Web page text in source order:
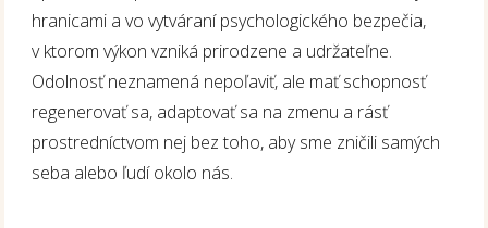
hranicami a vo vytváraní psychologického bezpečia,
v ktorom výkon vzniká prirodzene a udržateľne.
Odolnosť neznamená nepoľaviť, ale mať schopnosť
regenerovať sa, adaptovať sa na zmenu a rásť
prostredníctvom nej bez toho, aby sme zničili samých
seba alebo ľudí okolo nás.